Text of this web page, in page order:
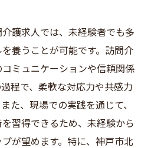
未経験者が活躍するための
問介護求人への応募時の注
護求人では、未経験者でも多
養うことが可能です。訪問介
ミュニケーションや信頼関係
程で、柔軟な対応力や共感力
た、現場での実践を通じて、
習得できるため、未経験から
が望めます。特に、神戸市北